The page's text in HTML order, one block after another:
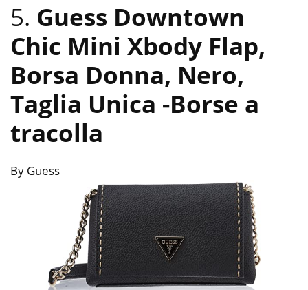
5. Guess Downtown
Chic Mini Xbody Flap,
Borsa Donna, Nero,
Taglia Unica -Borse a
tracolla
By Guess